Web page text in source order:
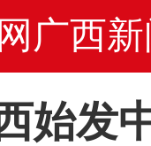
广西新
始发